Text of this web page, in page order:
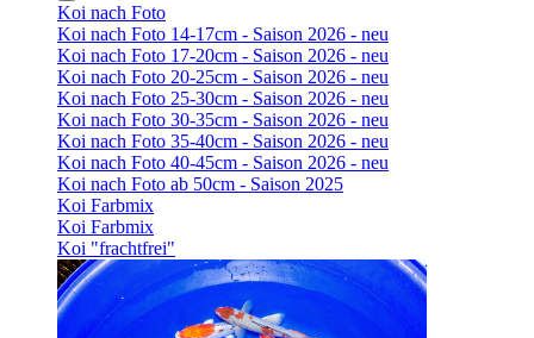
Koi nach Foto
Koi nach Foto 14-17cm - Saison 2026 - neu
Koi nach Foto 17-20cm - Saison 2026 - neu
Koi nach Foto 20-25cm - Saison 2026 - neu
Koi nach Foto 25-30cm - Saison 2026 - neu
Koi nach Foto 30-35cm - Saison 2026 - neu
Koi nach Foto 35-40cm - Saison 2026 - neu
Koi nach Foto 40-45cm - Saison 2026 - neu
Koi nach Foto ab 50cm - Saison 2025
Koi Farbmix
Koi Farbmix
Koi "frachtfrei"